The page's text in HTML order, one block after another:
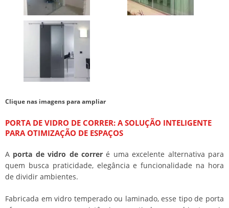
Clique nas imagens para ampliar
PORTA DE VIDRO DE CORRER: A SOLUÇÃO INTELIGENTE
PARA OTIMIZAÇÃO DE ESPAÇOS
A porta de vidro de correr é uma excelente alternativa para
quem busca praticidade, elegância e funcionalidade na hora
de dividir ambientes.
Fabricada em vidro temperado ou laminado, esse tipo de porta